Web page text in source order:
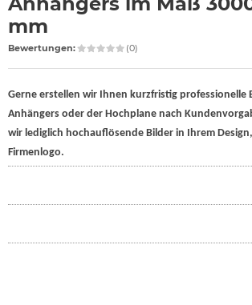
mm
Bewertungen: (0)
Gerne erstellen wir Ihnen kurzfristig professionelle
Anhängers oder der Hochplane nach
wir lediglich hochauflösende Bilder in Ihrem
Firmenlogo.